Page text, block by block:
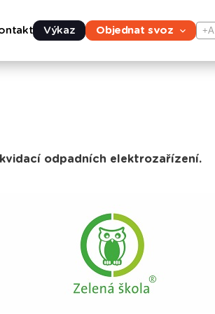
Výkaz Objednat svoz +A
odpadních elektrozařízení.